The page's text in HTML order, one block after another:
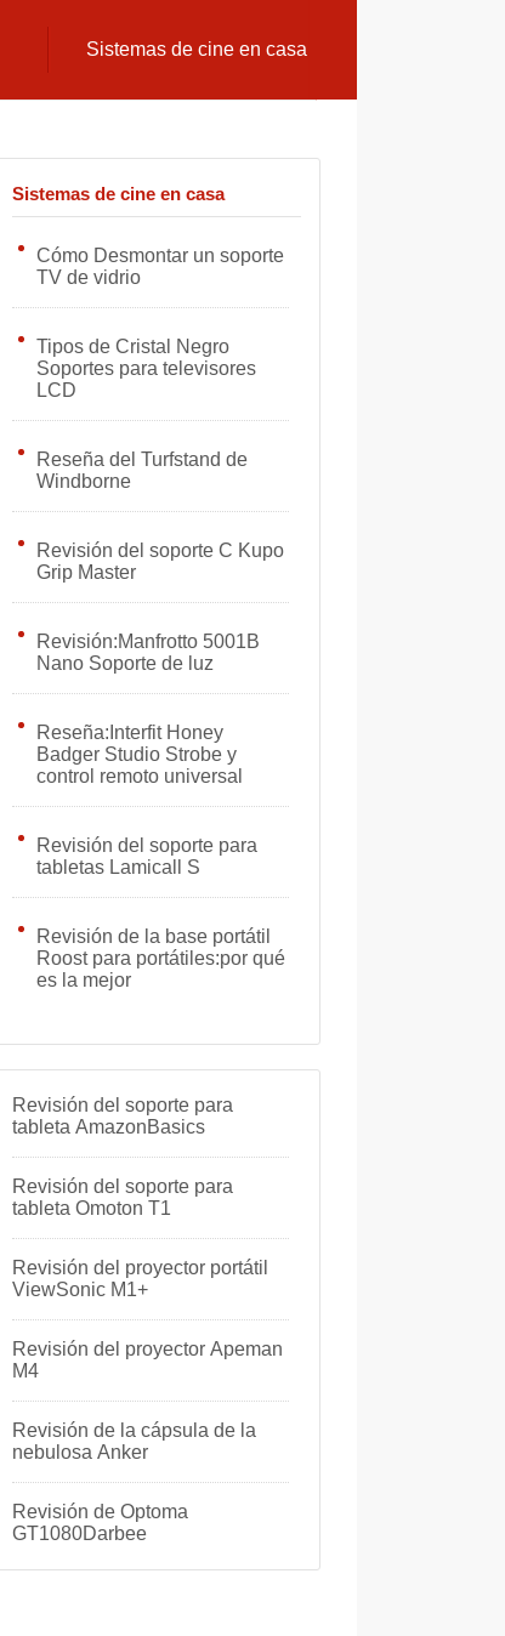
Sistemas de cine en casa
Sistemas de cine en casa
Cómo Desmontar un soporte
TV de vidrio
Tipos de Cristal Negro
Soportes para televisores
LCD
Reseña del Turfstand de
Windborne
Revisión del soporte C Kupo
Grip Master
Revisión:Manfrotto 5001B
Nano Soporte de luz
Reseña:Interfit Honey
Badger Studio Strobe y
control remoto universal
Revisión del soporte para
tabletas Lamicall S
Revisión de la base portátil
Roost para portátiles:por qué
es la mejor
Revisión del soporte para
tableta AmazonBasics
Revisión del soporte para
tableta Omoton T1
Revisión del proyector portátil
ViewSonic M1+
Revisión del proyector Apeman
M4
Revisión de la cápsula de la
nebulosa Anker
Revisión de Optoma
GT1080Darbee